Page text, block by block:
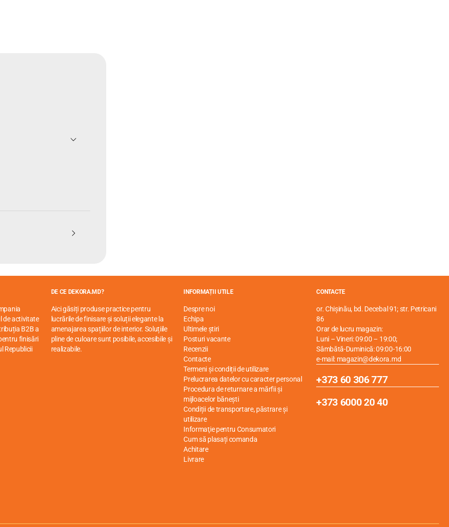
de activitate
B2B a
finisări
Republicii
DE CE DEKORA.MD?
Aici găsiți produse practice pentru
lucrările de finisare și soluții elegante la
amenajarea spațiilor de interior. Soluțiile
pline de culoare sunt posibile, accesibile și
realizabile.
INFORMAȚII UTILE
Despre noi
Echipa
Ultimele știri
Posturi vacante
Recenzii
Contacte
Termeni și condiții de utilizare
Prelucrarea datelor cu caracter personal
Procedura de returnare a mărfii și
mijloacelor bănești
Condiții de transportare, păstrare și
utilizare
Informaţie pentru Consumatori
Cum să plasați comanda
Achitare
Livrare
CONTACTE
or. Chișinău, bd. Decebal 91; str. Petricani
86
Orar de lucru magazin:
Luni – Vineri: 09:00 – 19:00;
Sâmbătă-Duminică: 09:00-16:00
e-mail: magazin@dekora.md
+373 60 306 777
+373 6000 20 40